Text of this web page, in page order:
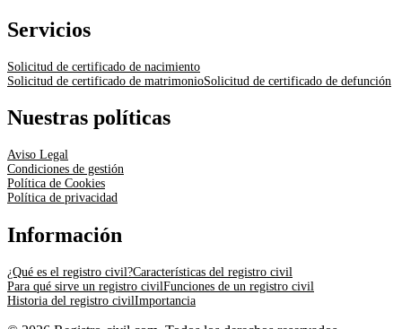
Servicios
Solicitud de certificado de nacimiento
Solicitud de certificado de matrimonioSolicitud de certificado de defunción
Nuestras políticas
Aviso Legal
Condiciones de gestión
Política de Cookies
Política de privacidad
Información
¿Qué es el registro civil?Características del registro civil
Para qué sirve un registro civilFunciones de un registro civil
Historia del registro civilImportancia